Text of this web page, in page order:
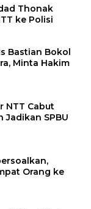
Thonak
ke Polisi
Bastian Bokol
Minta Hakim
NTT Cabut
Jadikan SPBU
Orang ke